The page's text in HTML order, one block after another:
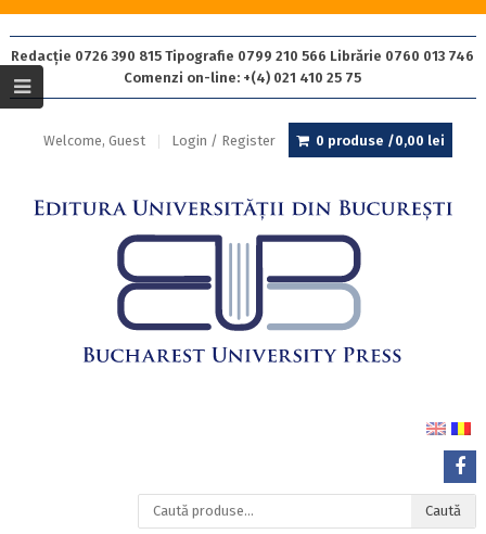
Redacție 0726 390 815 Tipografie 0799 210 566 Librărie 0760 013 746
Comenzi on-line: +(4) 021 410 25 75
Welcome, Guest Login / Register 0 produse /0,00 lei
Caută
după:
Caută